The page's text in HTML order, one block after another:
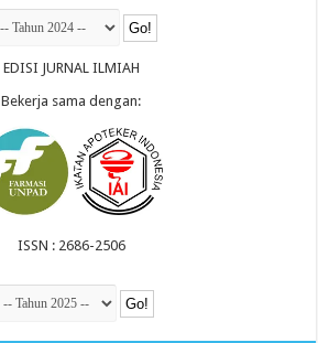
EDISI JURNAL ILMIAH
Bekerja sama dengan:
ISSN : 2686-2506